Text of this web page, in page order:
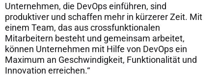
Unternehmen, die DevOps einführen, sind
produktiver und schaffen mehr in kürzerer Zeit. Mit
einem Team, das aus crossfunktionalen
Mitarbeitern besteht und gemeinsam arbeitet,
können Unternehmen mit Hilfe von DevOps ein
Maximum an Geschwindigkeit, Funktionalität und
Innovation erreichen.“​